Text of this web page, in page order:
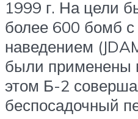
1999 г. На цели
более 600 бомб с
наведением
были применены
этом Б-2
беспосадочный